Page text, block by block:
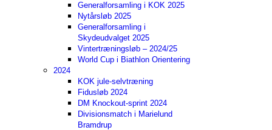
Generalforsamling i KOK 2025
Nytårsløb 2025
Generalforsamling i
Skydeudvalget 2025
Vintertræningsløb – 2024/25
World Cup i Biathlon Orientering
2024
KOK jule-selvtræning
Fidusløb 2024
DM Knockout-sprint 2024
Divisionsmatch i Marielund
Bramdrup